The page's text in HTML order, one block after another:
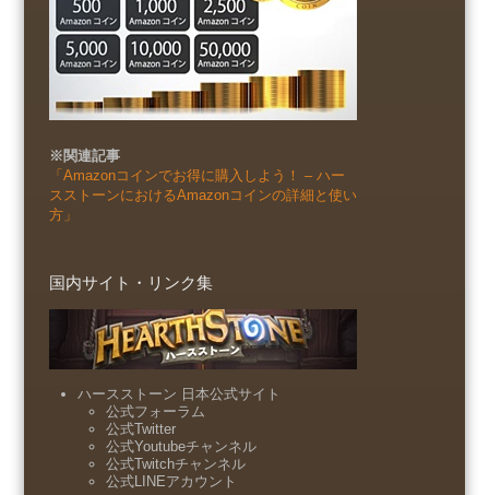
※関連記事
「Amazonコインでお得に購入しよう！ – ハー
スストーンにおけるAmazonコインの詳細と使い
方」
国内サイト・リンク集
ハースストーン 日本公式サイト
公式フォーラム
公式Twitter
公式Youtubeチャンネル
公式Twitchチャンネル
公式LINEアカウント